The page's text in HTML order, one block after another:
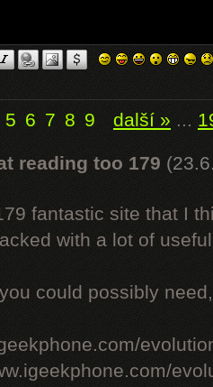
5 6 7 8 9 další » ...
reading too 179
fantastic site that I
with a lot of
could possibly